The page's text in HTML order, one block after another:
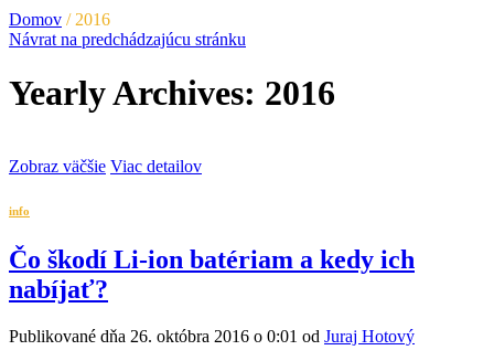
Domov / 2016
Návrat na predchádzajúcu stránku
Yearly Archives: 2016
Zobraz väčšie Viac detailov
info
Čo škodí Li-ion batériam a kedy ich
nabíjať?
Publikované dňa 26. októbra 2016 o 0:01 od Juraj Hotový